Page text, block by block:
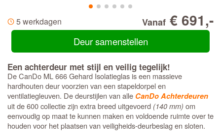
5 werkdagen Vanaf € 691,-
Deur samenstellen
Een achterdeur met stijl en veilig tegelijk!
De CanDo ML 666 Gehard Isolatieglas is een massieve
hardhouten deur voorzien van een stapeldorpel en
ventilatiegleuven. De deurstijlen van alle CanDo Achterdeuren
uit de 600 collectie zijn extra breed uitgevoerd (140 mm) om
eenvoudig op maat te kunnen maken en voldoende ruimte over te
houden voor het plaatsen van veiligheids-deurbeslag en sloten.